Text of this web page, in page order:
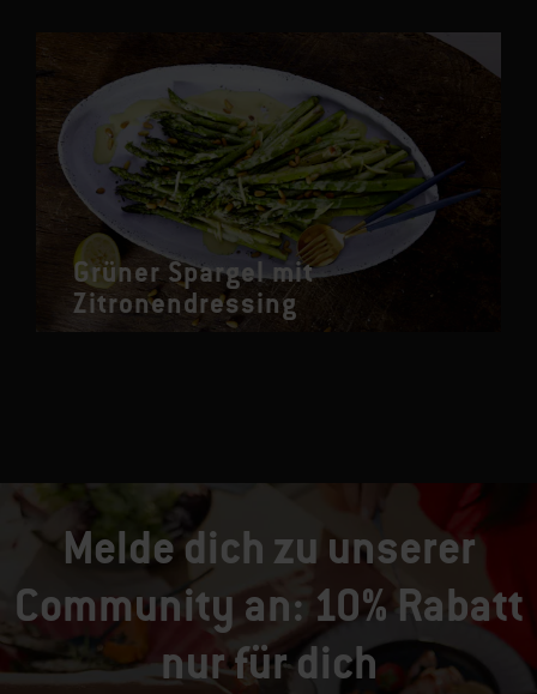
Grüner Spargel mit
Zitronendressing
Melde dich zu unserer
Community an: 10% Rabatt
nur für dich